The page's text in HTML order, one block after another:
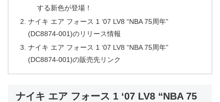
する新色が登場！
ナイキ エア フォース 1 ‘07 LV8 “NBA 75周年”
(DC8874-001)のリリース情報
ナイキ エア フォース 1 ‘07 LV8 “NBA 75周年”
(DC8874-001)の販売先リンク
ナイキ エア フォース 1 ‘07 LV8 “NBA 75